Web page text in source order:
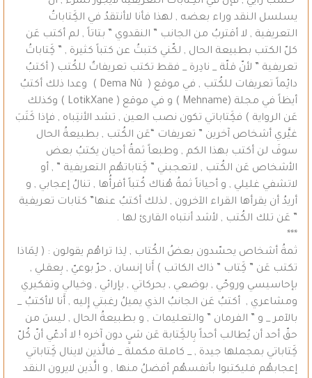
يسلسل النقد وراء بعضه , لهذا فأنا لاأنتقدُ في الكَِتاباتُ
التعريفية , لا أقتربُ من الجانب ” النقدوي ” بتاتاً , لم أكتب عَن
كلّ الكتب بطبيعة الحال , لكّني كتبتُ عن كتباً كثيرة , ” كَِتاباتُ
تعريفية ” لأنّ قلّة _ نادِرة _ فقط تكتب تعريفاتٌ للكُتب ( أكتبُ
دائِماً تعريفات للكُتب , في موقع ( Dema Nû ) وعدا ذلك أكتبُ
أيظاً في مجلة (Mehname ) و في موقع ( LotikXane ) وكذلك
عَن الرواية ) فكَِتاباتي تكون نصب العين , تشد الأنتِباه , فإذا كَتَبَ
غيَّري أشخاص آخرين ” تعريفات “عَن الكُتب , بطبيعةُ الحال
سوفَ لن أكتب بهذا الكم , وطبعاً ثمةُ أحيان يكتبُ بعض
الأشخاص عَن الكُتب , لاتعجبني ” كَِتاباتهُم التعريفية ” , أو
لاتشفي غليلي , و أحياناً ثمةُ هُناك كُتباً أقرأُها , تنالُ إعجابي , و
أريدُ أن يقرأها القراء الآخرون , لذلك أكتبُ عنها” كتابات تعريفية
” عَن تلك الكُتب , لأشد أنتباه القارئ لها .
***
ثمةُ أشخاص يحسّدون بعضُ الكُتاب , لِذا تراهُم يقولون : ( لِمَاذا
تكتب عَن ” كَِتاب ” ذاك الكاتب ) أَنا إنسان , حرّ بوعيّ , بِعقلي ,
بإحاسيسي وروحّي , بوضعي , بحركاتي , بإرائي , وخيالي وتفكيري
ومشاعري , أكتبُ عَن الجانبُ الذي يميلُ رغبتي إِليه , أَنا لاأكتبُ _
بالآمر _ و ” الفرمان ” والتعليمات , و بطبيعةُ الحال , ليسَ من
حقّ أحد أن يُطالب أحداً بِالكَِتابة عَن شيٍ دون آخره ! لا أدعّي أنّ كُلّ
كَِتاباتي بمجملها جيدة , _ كاملة مكملة _ فالَّذين لاينال كَِتاباتي
إعجابهُم فليكتبوا بأنفسهُم أفضلُ منها , و الَّذين لايرون النقد